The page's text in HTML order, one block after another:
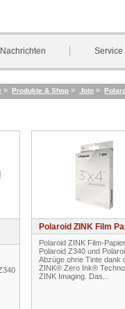
Nachrichten Service
» Produkte & Shop » .foto »
Polaroid ZINK Film
Polaroid ZINK Film-
Polaroid Z340 und
Abzüge ohne Tinte dank
ZINK® Zero Ink®
ZINK Imaging. Das...